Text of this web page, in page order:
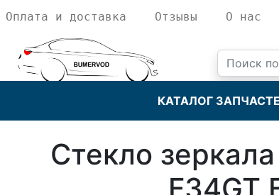
Оплата и доставка Отзывы О нас
КАТАЛОГ
Стекло